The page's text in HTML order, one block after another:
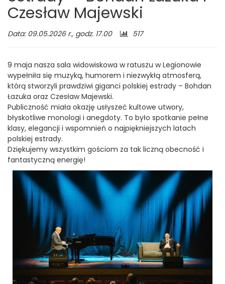
Czesław Majewski
Data: 09.05.2026 r., godz. 17.00
Liczba
517
9 maja nasza sala widowiskowa w ratuszu w Legionowie
wypełniła się muzyką, humorem i niezwykłą atmosferą,
którą stworzyli prawdziwi giganci polskiej estrady – Bohdan
Łazuka oraz Czesław Majewski.
Publiczność miała okazję usłyszeć kultowe utwory,
błyskotliwe monologi i anegdoty. To było spotkanie pełne
klasy, elegancji i wspomnień o najpiękniejszych latach
polskiej estrady.
Dziękujemy wszystkim gościom za tak liczną obecność i
fantastyczną energię!